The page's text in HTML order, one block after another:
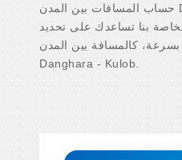
حساب المسافات بين المدن Danghara, Kulob.
بنا تساعدك على تحديد
كالمسافة بين المدن
Danghara - Kulob.